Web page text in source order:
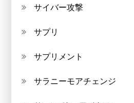
サイバー攻撃
サプリ
サプリメント
サラニーモアチェンジ